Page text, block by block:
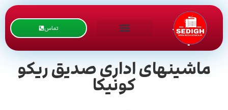
تماس
ماشینهای اداری صدیق ریکو
کونیکا